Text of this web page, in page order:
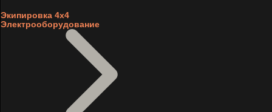
Экипировка 4х4
Электрооборудование